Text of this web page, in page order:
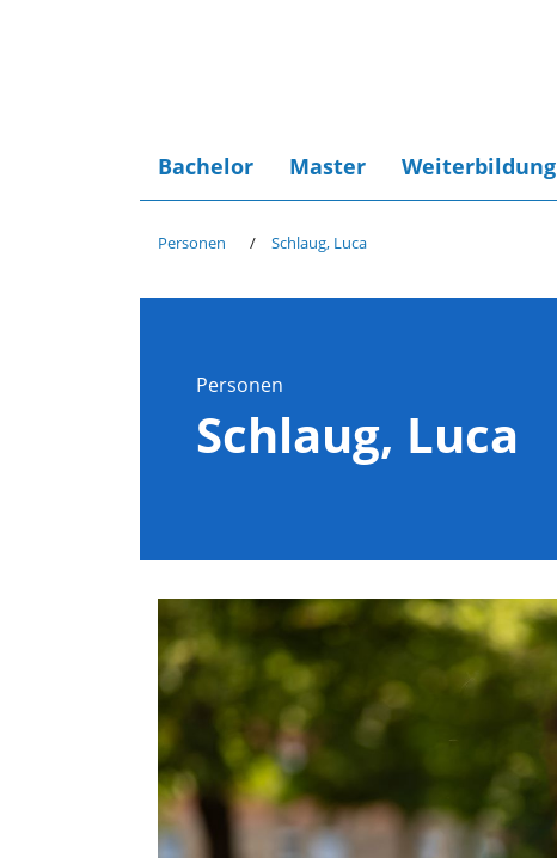
Bachelor Master Weiterbildung
Personen Schlaug, Luca
Personen
Schlaug, Luca